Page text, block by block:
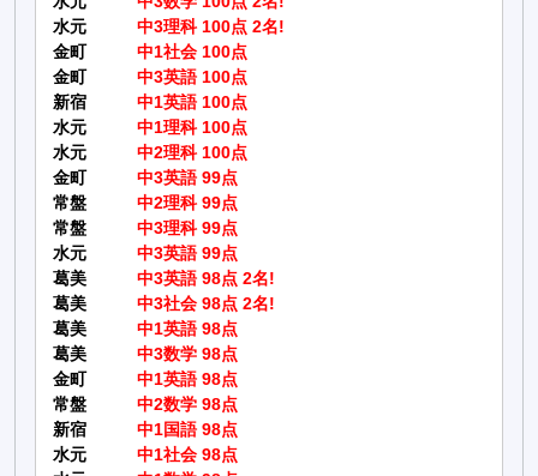
水元
中3理科 100点 2名!
金町
中1社会 100点
金町
中3英語 100点
新宿
中1英語 100点
水元
中1理科 100点
水元
中2理科 100点
金町
中3英語 99点
常盤
中2理科 99点
常盤
中3理科 99点
水元
中3英語 99点
葛美
中3英語 98点 2名!
葛美
中3社会 98点 2名!
葛美
中1英語 98点
葛美
中3数学 98点
金町
中1英語 98点
常盤
中2数学 98点
新宿
中1国語 98点
水元
中1社会 98点